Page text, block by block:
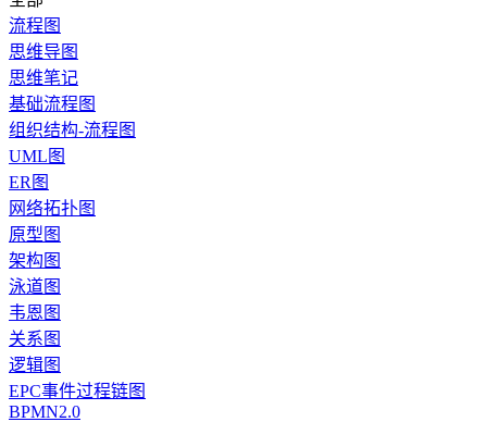
流程图
思维导图
思维笔记
基础流程图
组织结构-流程图
UML图
ER图
网络拓扑图
原型图
架构图
泳道图
韦恩图
关系图
逻辑图
EPC事件过程链图
BPMN2.0